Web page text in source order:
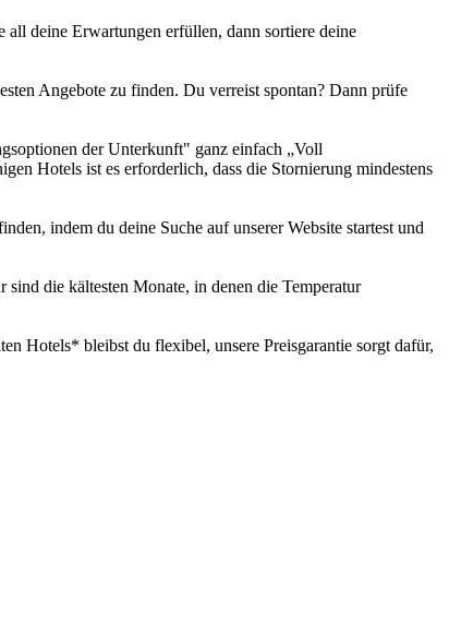
all deine Erwartungen erfüllen, dann sortiere deine
Angebote zu finden. Du verreist spontan? Dann prüfe
der Unterkunft" ganz einfach „Voll
Hotels ist es erforderlich, dass die Stornierung mindestens
indem du deine Suche auf unserer Website startest und
die kältesten Monate, in denen die Temperatur
Hotels* bleibst du flexibel, unsere Preisgarantie sorgt dafür,